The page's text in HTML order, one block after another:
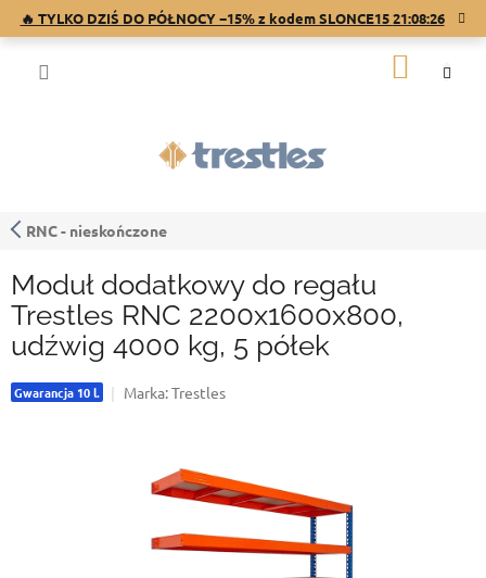
🔥 TYLKO DZIŚ DO PÓŁNOCY −15% z kodem SLONCE1521:08:25
RNC - nieskończone
Moduł dodatkowy do regału
Trestles RNC 2200x1600x800,
udźwig 4000 kg, 5 półek
Gwarancja 10 l. Marka:Trestles